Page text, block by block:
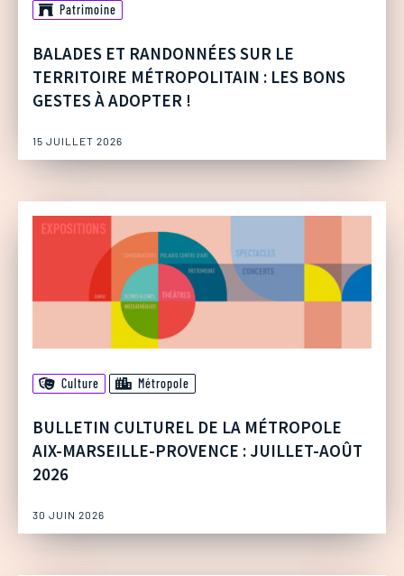
Patrimoine
BALADES ET RANDONNÉES SUR LE
TERRITOIRE MÉTROPOLITAIN : LES BONS
GESTES À ADOPTER !
15 JUILLET 2026
Culture Métropole
BULLETIN CULTUREL DE LA MÉTROPOLE
AIX-MARSEILLE-PROVENCE : JUILLET-AOÛT
2026
30 JUIN 2026